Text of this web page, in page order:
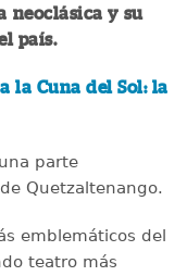
neoclásica y su
país.
la Cuna del Sol: la
parte
Quetzaltenango.
emblemáticos del
teatro más